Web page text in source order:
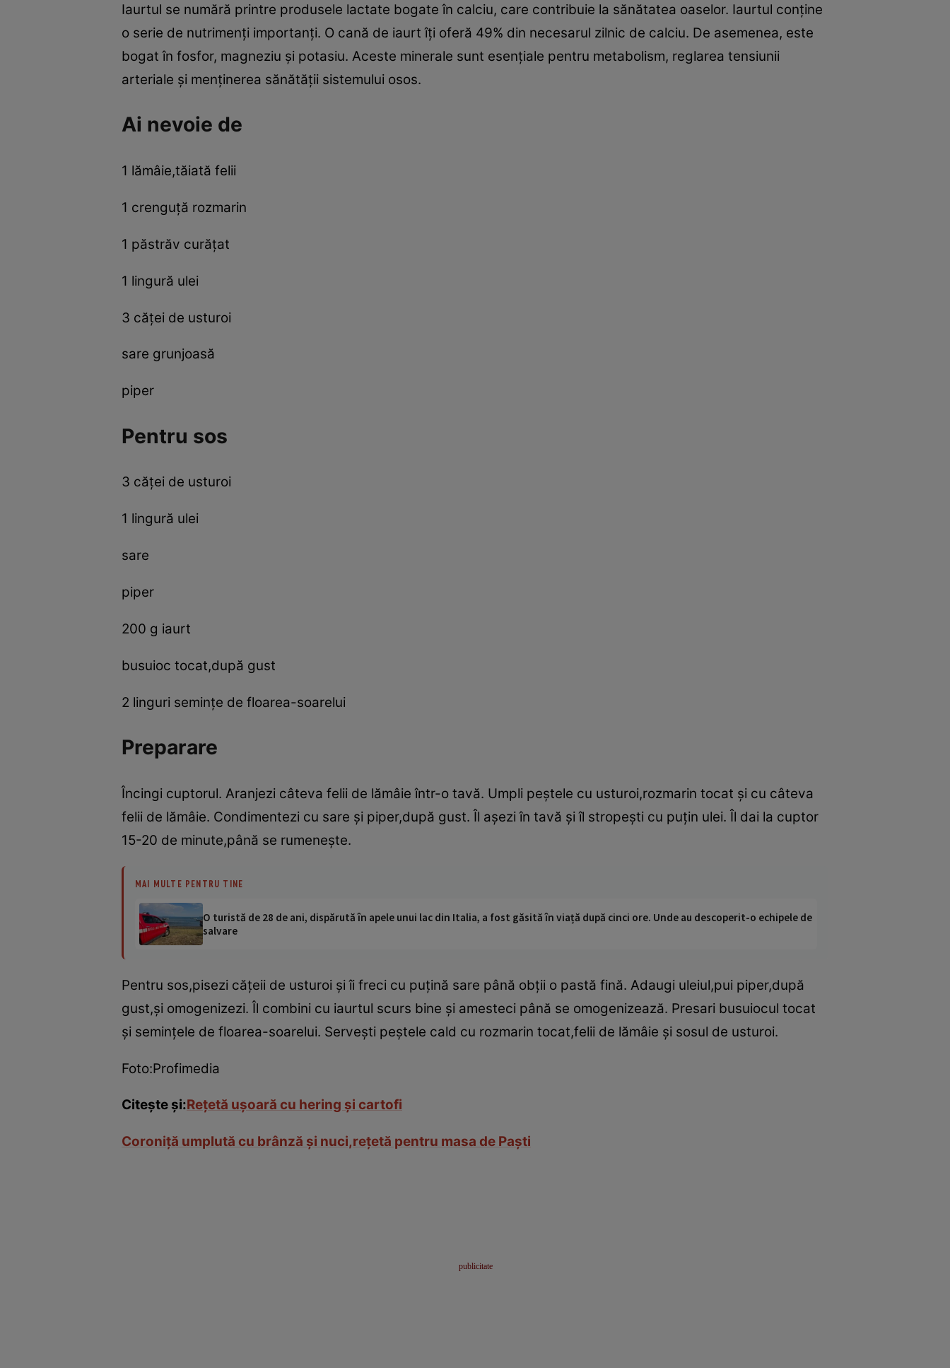
Iaurtul se numără printre produsele lactate bogate în calciu, care contribuie la sănătatea oaselor. Iaurtul conţine
o serie de nutrimenţi importanţi. O cană de iaurt îţi oferă 49% din necesarul zilnic de calciu. De asemenea, este
bogat în fosfor, magneziu şi potasiu. Aceste minerale sunt esenţiale pentru metabolism, reglarea tensiunii
arteriale şi menţinerea sănătăţii sistemului osos.
Ai nevoie de
1 lămâie,tăiată felii
1 crenguţă rozmarin
1 păstrăv curăţat
1 lingură ulei
3 căţei de usturoi
sare grunjoasă
piper
Pentru sos
3 căţei de usturoi
1 lingură ulei
sare
piper
200 g iaurt
busuioc tocat,după gust
2 linguri seminţe de floarea-soarelui
Preparare
Încingi cuptorul. Aranjezi câteva felii de lămâie într-o tavă. Umpli peştele cu usturoi,rozmarin tocat şi cu câteva
felii de lămâie. Condimentezi cu sare şi piper,după gust. Îl aşezi în tavă şi îl stropeşti cu puţin ulei. Îl dai la cuptor
15-20 de minute,până se rumeneşte.
MAI MULTE PENTRU TINE
O turistă de 28 de ani, dispărută în apele unui lac din Italia, a fost găsită în viață după cinci ore. Unde au descoperit-o echipele de
salvare
Pentru sos,pisezi căţeii de usturoi şi îi freci cu puţină sare până obţii o pastă fină. Adaugi uleiul,pui piper,după
gust,şi omogenizezi. Îl combini cu iaurtul scurs bine şi amesteci până se omogenizează. Presari busuiocul tocat
şi seminţele de floarea-soarelui. Serveşti peştele cald cu rozmarin tocat,felii de lămâie şi sosul de usturoi.
Foto:Profimedia
Citeşte şi:Reţetă uşoară cu hering şi cartofi
Coroniţă umplută cu brânză şi nuci,reţetă pentru masa de Paşti